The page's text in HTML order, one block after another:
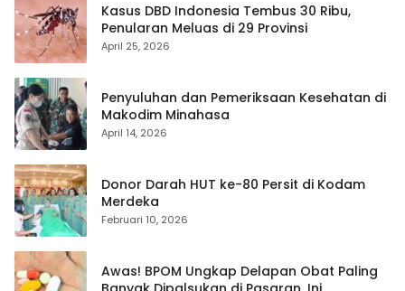
Kasus DBD Indonesia Tembus 30 Ribu,
Penularan Meluas di 29 Provinsi
April 25, 2026
Penyuluhan dan Pemeriksaan Kesehatan di
Makodim Minahasa
April 14, 2026
Donor Darah HUT ke-80 Persit di Kodam
Merdeka
Februari 10, 2026
Awas! BPOM Ungkap Delapan Obat Paling